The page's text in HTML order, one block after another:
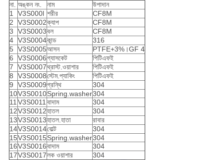
না. অঙ্কন নং. নাম
উপাদান
1
V3S000l শরীর
CF8M
2
V3S0002ক্যাপ
CF8M
3
V3S0003বল
CF8M
4 V3S0004কান্ড
316
5
V3S0005আসন
PTFE+3%।GF 4
6
V3S0006গ্যাসকেট
পিটিএফই
7
V3S0007থ্রাস্ট.ওয়াশার
পিটিএফই
8
V3S0008স্টেম.প্যাকিং
পিটিএফই
9
V3S0009গ্রন্থি
304
10V3S0010Spring.washer304
11V3S0011বাদাম
304
12V3S0012হাতল
304
13V3S0013হাতল.হাতা
রাবার
14V3S0014বোল্ট
304
15V3S0015Spring.washer304
16V3S0016বাদাম
304
17V3S0017লক ওয়াশার 304